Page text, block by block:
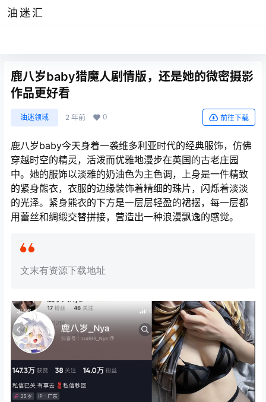
油迷汇
鹿八岁baby猎魔人剧情版，还是她的微密摄影
作品更好看
油迷领域 2 年前 0 前往下载
鹿八岁baby今天身着一袭维多利亚时代的经典服饰，仿佛
穿越时空的精灵，活泼而优雅地漫步在英国的古老庄园
中。她的服饰以淡雅的奶油色为主色调，上身是一件精致
的紧身熊衣，衣服的边缘装饰着精细的珠片，闪烁着淡淡
的光泽。紧身熊衣的下方是一层层轻盈的裙摆，每一层都
用蕾丝和绸缎交替拼接，营造出一种浪漫飘逸的感觉。
文末有资源下载地址